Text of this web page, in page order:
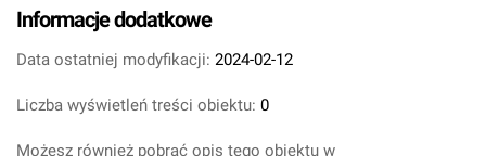
Informacje dodatkowe
Data ostatniej modyfikacji: 2024-02-12
Liczba wyświetleń treści obiektu: 0
Możesz również pobrać opis tego obiektu w